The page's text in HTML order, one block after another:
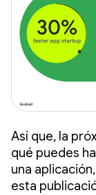
Así que, la
qué puedes
una
esta